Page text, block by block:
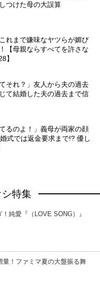
つけた母の大誤算
れまで嫌味なヤツらが媚び
【母親ならすべてを許さな
】
それ？」友人から夫の過去
て結婚した夫の過去まで信
るのよ！」義母が両家の顔
式では返金要求まで!? 優し
特集
純愛『（LOVE SONG）』
量！ファミマ夏の大盤振る舞